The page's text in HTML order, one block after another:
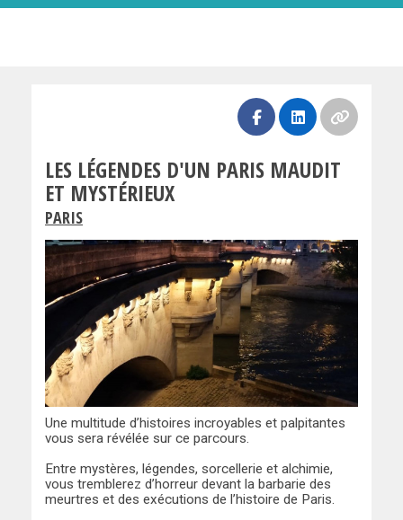
LES LÉGENDES D'UN PARIS MAUDIT
ET MYSTÉRIEUX
PARIS
Une multitude d’histoires incroyables et palpitantes
vous sera révélée sur ce parcours.
Entre mystères, légendes, sorcellerie et alchimie,
vous tremblerez d’horreur devant la barbarie des
meurtres et des exécutions de l’histoire de Paris.